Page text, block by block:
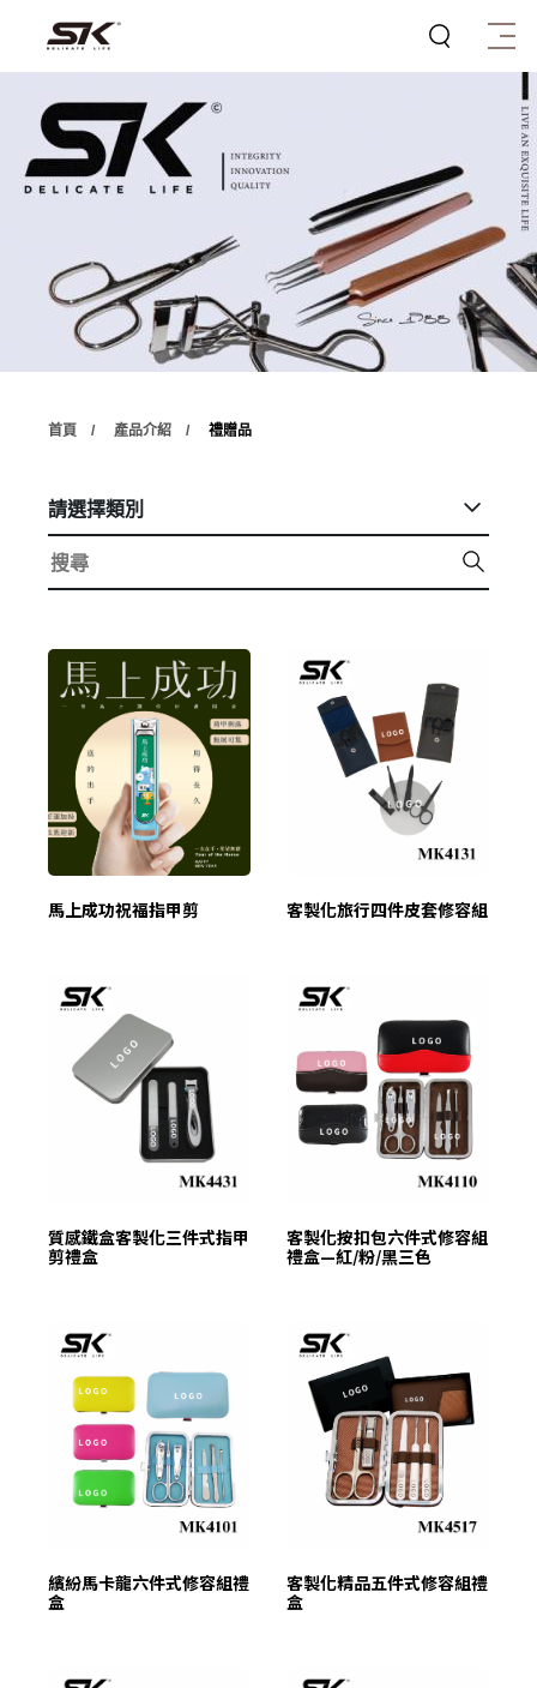
首頁 產品介紹 禮贈品
請選擇類別
馬上成功祝福指甲剪 客製化旅行四件皮套修容組
質感鐵盒客製化三件式指甲
剪禮盒
客製化按扣包六件式修容組
禮盒—紅/粉/黑三色
繽紛馬卡龍六件式修容組禮
盒
客製化精品五件式修容組禮
盒